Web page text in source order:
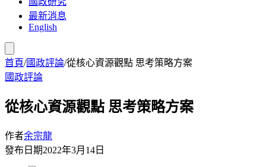
最新消息
English
首頁/國政評論/從核心資源觀點 思考策略方案
國政評論
從核心資源觀點 思考策略方案
作者余宗龍
發布日期2022年3月14日